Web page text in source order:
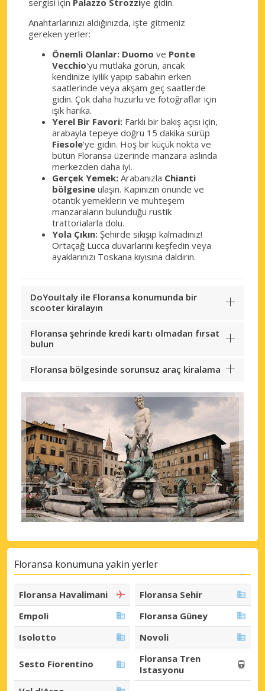
Anahtarlarınızı aldığınızda, işte gitmeniz
gereken yerler:
Önemli Olanlar: Duomo ve Ponte
Vecchio'yu mutlaka görün, ancak
kendinize iyilik yapıp sabahın erken
saatlerinde veya akşam geç saatlerde
gidin. Çok daha huzurlu ve fotoğraflar için
ışık harika.
Yerel Bir Favori: Farklı bir bakış açısı için,
arabayla tepeye doğru 15 dakika sürüp
Fiesole'ye gidin. Hoş bir küçük nokta ve
bütün Floransa üzerinde manzara aslında
merkezden daha iyi.
Gerçek Yemek: Arabanızla Chianti
bölgesine ulaşın. Kapınızın önünde ve
otantik yemeklerin ve muhteşem
manzaraların bulunduğu rustik
trattorialarla dolu.
Yola Çıkın: Şehirde sıkışıp kalmadınız!
Ortaçağ Lucca duvarlarını keşfedin veya
ayaklarınızı Toskana kıyısına daldırın.
DoYouItaly ile Floransa konumunda bir
scooter kiralayın
Floransa şehrinde kredi kartı olmadan fırsat
bulun
Floransa bölgesinde sorunsuz araç kiralama
Floransa konumuna yakin yerler
Floransa Havalimani
Floransa Sehir
Empoli
Floransa Güney
Isolotto
Novoli
Sesto Fiorentino
Floransa Tren
Istasyonu